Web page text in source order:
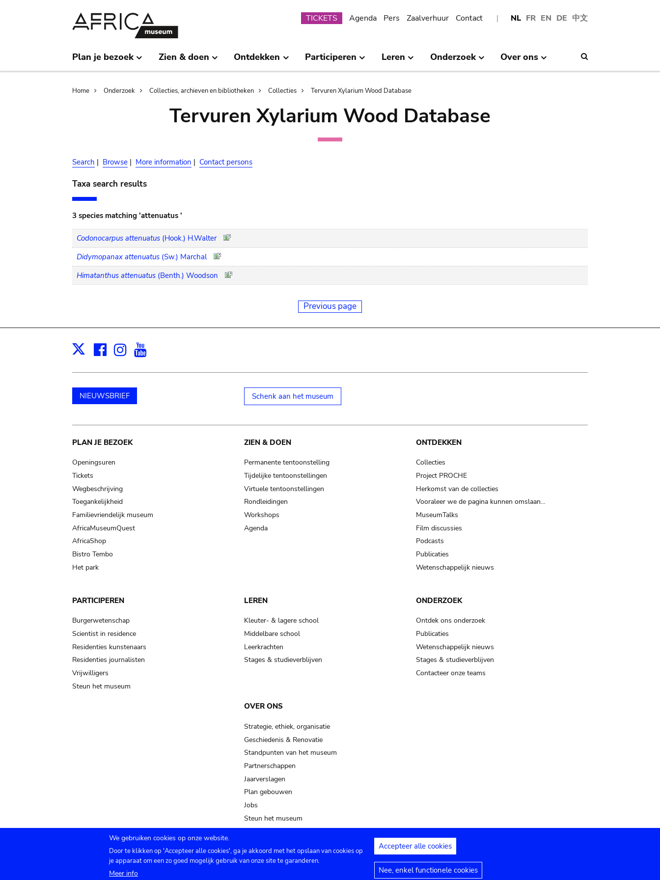
NL FR EN DE 中文
Submenu
TICKETS Agenda Pers Zaalverhuur Contact
Plan je bezoek Zien & doen Ontdekken Participeren Leren Onderzoek Over ons
Breadcrumb
Home Onderzoek Collecties, archieven en bibliotheken Collecties Tervuren Xylarium Wood Database
Tervuren Xylarium Wood Database
Search | Browse | More information | Contact persons
Taxa search results
3 species matching 'attenuatus '
Codonocarpus attenuatus (Hook.) H.Walter
Didymopanax attenuatus (Sw.) Marchal
Himatanthus attenuatus (Benth.) Woodson
Previous page
X Facebook
Instagram
NIEUWSBRIEF Schenk aan het museum
Main
navigation
PLAN JE BEZOEK
Openingsuren
Tickets
Wegbeschrijving
Toegankelijkheid
Familievriendelijk museum
AfricaMuseumQuest
AfricaShop
Bistro Tembo
Het park
ZIEN & DOEN
Permanente tentoonstelling
Tijdelijke tentoonstellingen
Virtuele tentoonstellingen
Rondleidingen
Workshops
Agenda
ONTDEKKEN
Collecties
Project PROCHE
Herkomst van de collecties
Vooraleer we de pagina kunnen omslaan…
MuseumTalks
Film discussies
Podcasts
Publicaties
Wetenschappelijk nieuws
PARTICIPEREN
Burgerwetenschap
Scientist in residence
Residenties kunstenaars
Residenties journalisten
Vrijwilligers
Steun het museum
LEREN
Kleuter- & lagere school
Middelbare school
Leerkrachten
Stages & studieverblijven
ONDERZOEK
Ontdek ons onderzoek
Publicaties
Wetenschappelijk nieuws
Stages & studieverblijven
Contacteer onze teams
OVER ONS
Strategie, ethiek, organisatie
Geschiedenis & Renovatie
Standpunten van het museum
Partnerschappen
Jaarverslagen
Plan gebouwen
Jobs
Steun het museum
Submenu
Agenda Pers Zaalverhuur Contact Privacy instellingen Juridische mededelingen
We gebruiken cookies op onze website.
Door te klikken op 'Accepteer alle cookies', ga je akkoord met het opslaan van cookies op
je apparaat om een zo goed mogelijk gebruik van onze site te garanderen.
Meer info
Accepteer alle cookies
Nee, enkel functionele cookies